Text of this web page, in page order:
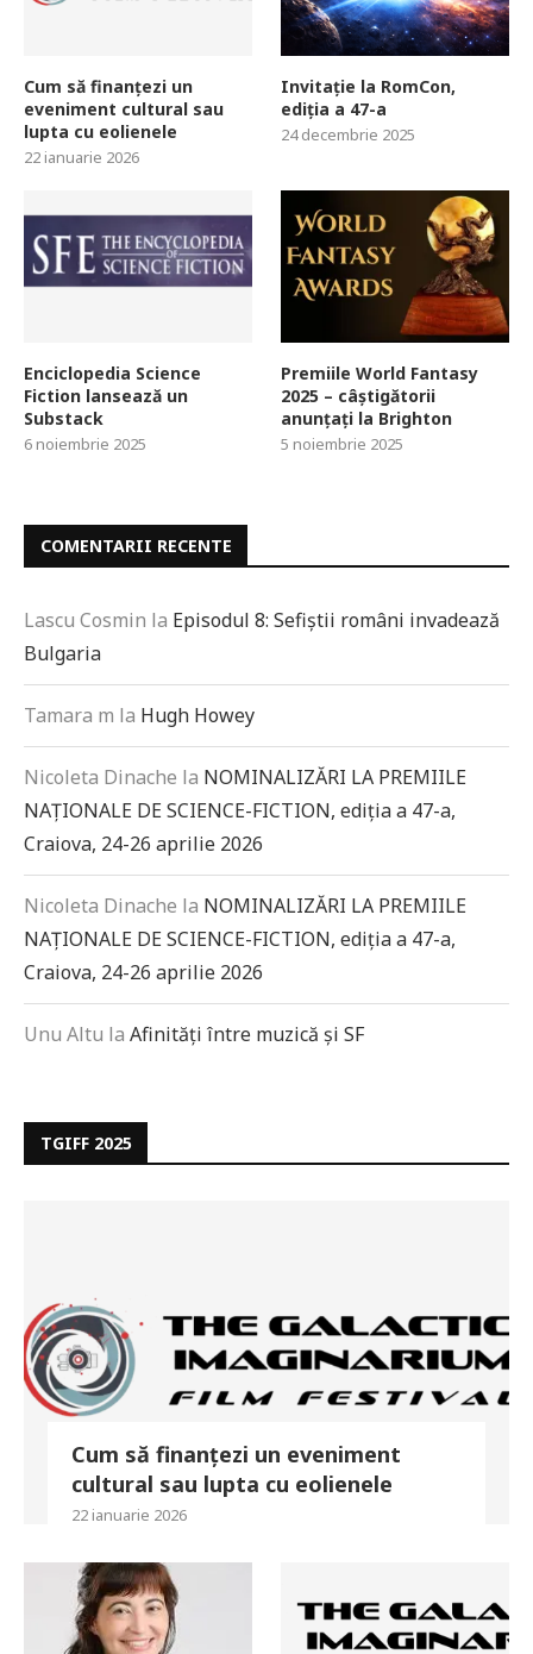
Cum să finanțezi un
eveniment cultural sau
lupta cu eolienele
22 ianuarie 2026
Invitație la RomCon,
ediția a 47-a
24 decembrie 2025
Enciclopedia Science
Fiction lansează un
Substack
6 noiembrie 2025
Premiile World Fantasy
2025 – câștigătorii
anunțați la Brighton
5 noiembrie 2025
COMENTARII RECENTE
Lascu Cosmin la Episodul 8: Sefiștii români invadează
Bulgaria
Tamara m la Hugh Howey
Nicoleta Dinache la NOMINALIZĂRI LA PREMIILE
NAȚIONALE DE SCIENCE-FICTION, ediția a 47-a,
Craiova, 24-26 aprilie 2026
Nicoleta Dinache la NOMINALIZĂRI LA PREMIILE
NAȚIONALE DE SCIENCE-FICTION, ediția a 47-a,
Craiova, 24-26 aprilie 2026
Unu Altu la Afinități între muzică și SF
TGIFF 2025
Cum să finanțezi un eveniment
cultural sau lupta cu eolienele
22 ianuarie 2026